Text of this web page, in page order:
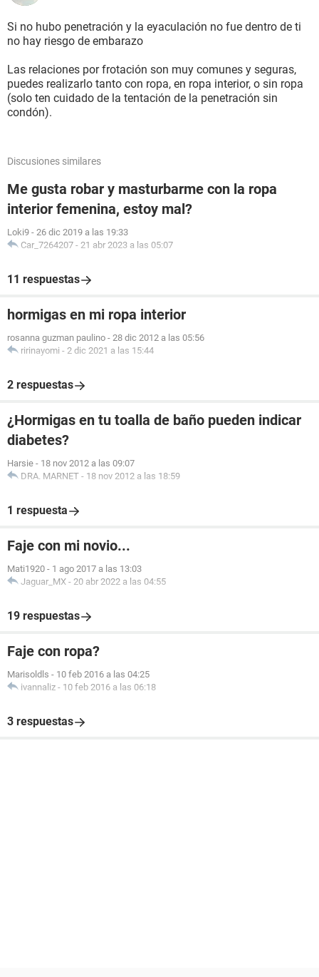
Si no hubo penetración y la eyaculación no fue dentro de ti
no hay riesgo de embarazo
Las relaciones por frotación son muy comunes y seguras,
puedes realizarlo tanto con ropa, en ropa interior, o sin ropa
(solo ten cuidado de la tentación de la penetración sin
condón).
Discusiones similares
Me gusta robar y masturbarme con la ropa
interior femenina, estoy mal?
Loki9 - 26 dic 2019 a las 19:33
Car_7264207 - 21 abr 2023 a las 05:07
11 respuestas
hormigas en mi ropa interior
rosanna guzman paulino - 28 dic 2012 a las 05:56
ririnayomi - 2 dic 2021 a las 15:44
2 respuestas
¿Hormigas en tu toalla de baño pueden indicar
diabetes?
Harsie - 18 nov 2012 a las 09:07
DRA. MARNET - 18 nov 2012 a las 18:59
1 respuesta
Faje con mi novio...
Mati1920 - 1 ago 2017 a las 13:03
Jaguar_MX - 20 abr 2022 a las 04:55
19 respuestas
Faje con ropa?
Marisoldls - 10 feb 2016 a las 04:25
ivannaliz - 10 feb 2016 a las 06:18
3 respuestas